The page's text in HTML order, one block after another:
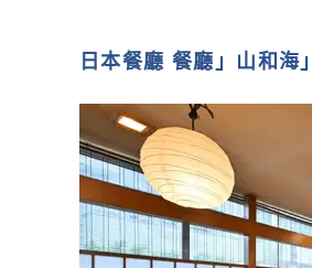
日本餐廳 餐廳」山和海」